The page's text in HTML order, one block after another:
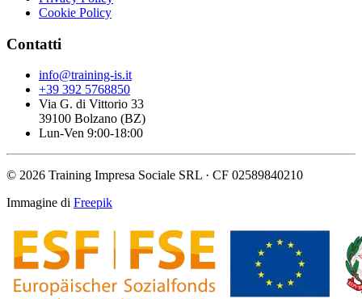
Cookie Policy
Contatti
info@training-is.it
+39 392 5768850
Via G. di Vittorio 33
39100 Bolzano (BZ)
Lun-Ven 9:00-18:00
© 2026 Training Impresa Sociale SRL · CF 02589840210
Immagine di Freepik